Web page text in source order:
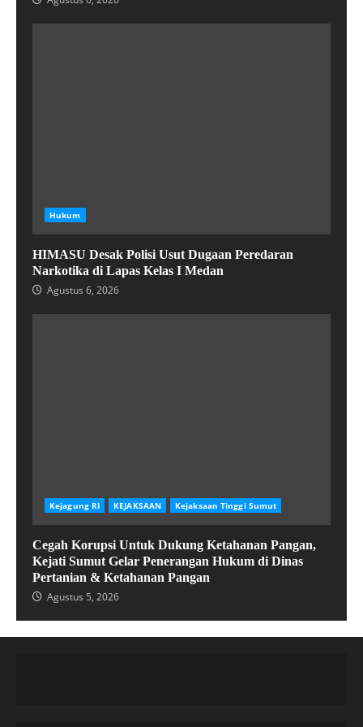
Hukum
HIMASU Desak Polisi Usut Dugaan Peredaran
Narkotika di Lapas Kelas I Medan
Agustus 6, 2026
Kejagung RI KEJAKSAAN Kejaksaan Tinggi Sumut
Cegah Korupsi Untuk Dukung Ketahanan Pangan,
Kejati Sumut Gelar Penerangan Hukum di Dinas
Pertanian & Ketahanan Pangan
Agustus 5, 2026